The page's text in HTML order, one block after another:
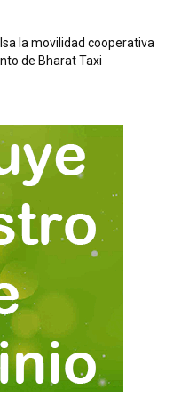
la movilidad cooperativa
de Bharat Taxi